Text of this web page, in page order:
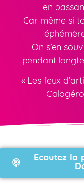
en
Car même si
On s’en
pendant
« Les feux
Calogéro
Ecoutez la